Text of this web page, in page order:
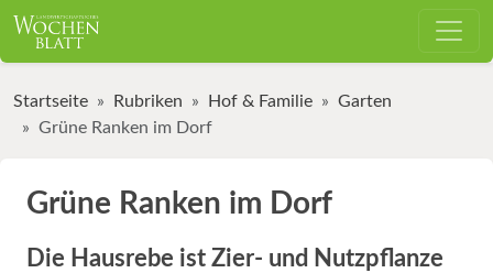
Startseite Rubriken Hof & Familie
Garten
Grüne Ranken im Dorf
Grüne Ranken im Dorf
Die Hausrebe ist Zier- und Nutzpflanze